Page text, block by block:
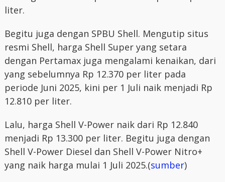
liter.
Begitu juga dengan SPBU Shell. Mengutip situs
resmi Shell, harga Shell Super yang setara
dengan Pertamax juga mengalami kenaikan, dari
yang sebelumnya Rp 12.370 per liter pada
periode Juni 2025, kini per 1 Juli naik menjadi Rp
12.810 per liter.
Lalu, harga Shell V-Power naik dari Rp 12.840
menjadi Rp 13.300 per liter. Begitu juga dengan
Shell V-Power Diesel dan Shell V-Power Nitro+
yang naik harga mulai 1 Juli 2025.(sumber)